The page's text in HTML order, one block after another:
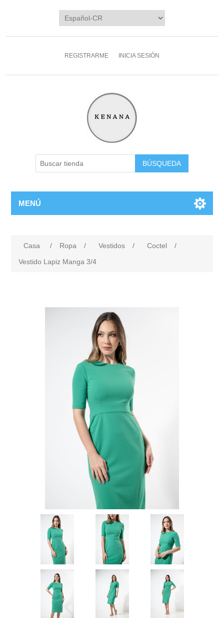
REGISTRARME INICIA SESIÓN
MENÚ
Casa / Ropa / Vestidos / Coctel
/
Vestido Lapiz Manga 3/4